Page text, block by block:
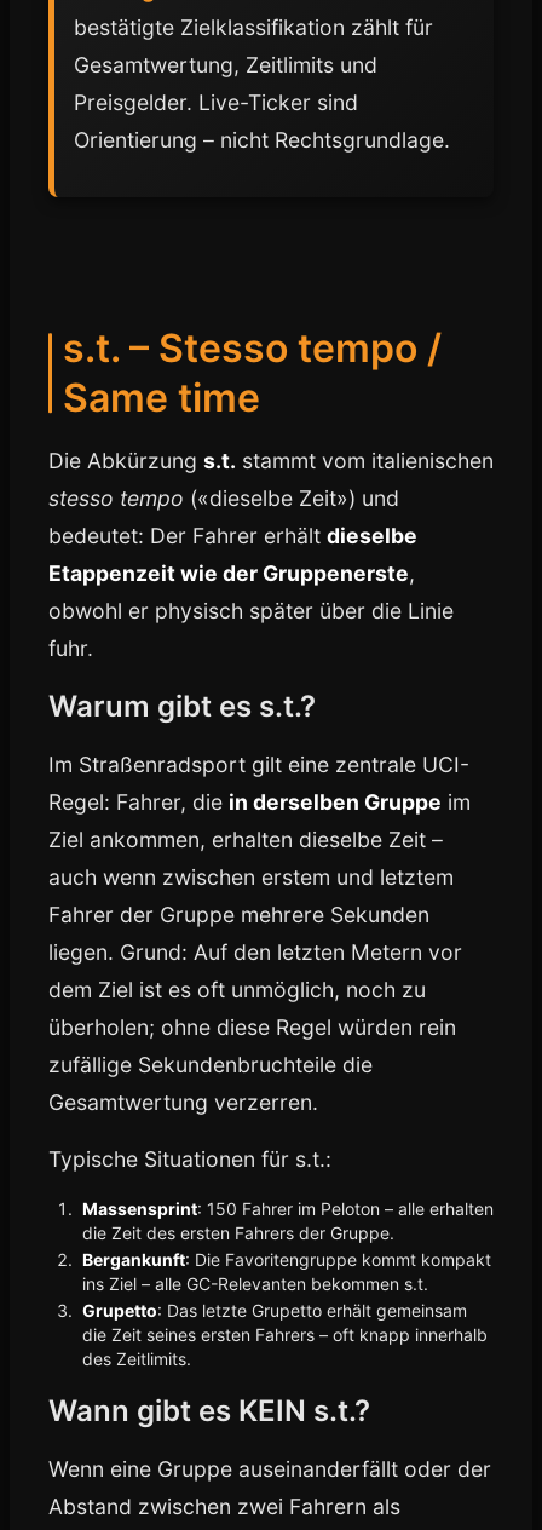
bestätigte Zielklassifikation zählt für
Gesamtwertung, Zeitlimits und
Preisgelder. Live-Ticker sind
Orientierung – nicht Rechtsgrundlage.
s.t. – Stesso tempo /
Same time
Die Abkürzung s.t. stammt vom italienischen
stesso tempo («dieselbe Zeit») und
bedeutet: Der Fahrer erhält dieselbe
Etappenzeit wie der Gruppenerste,
obwohl er physisch später über die Linie
fuhr.
Warum gibt es s.t.?
Im Straßenradsport gilt eine zentrale UCI-
Regel: Fahrer, die in derselben Gruppe im
Ziel ankommen, erhalten dieselbe Zeit –
auch wenn zwischen erstem und letztem
Fahrer der Gruppe mehrere Sekunden
liegen. Grund: Auf den letzten Metern vor
dem Ziel ist es oft unmöglich, noch zu
überholen; ohne diese Regel würden rein
zufällige Sekundenbruchteile die
Gesamtwertung verzerren.
Typische Situationen für s.t.:
Massensprint: 150 Fahrer im Peloton – alle erhalten
die Zeit des ersten Fahrers der Gruppe.
Bergankunft: Die Favoritengruppe kommt kompakt
ins Ziel – alle GC-Relevanten bekommen s.t.
Grupetto: Das letzte Grupetto erhält gemeinsam
die Zeit seines ersten Fahrers – oft knapp innerhalb
des Zeitlimits.
Wann gibt es KEIN s.t.?
Wenn eine Gruppe auseinanderfällt oder der
Abstand zwischen zwei Fahrern als